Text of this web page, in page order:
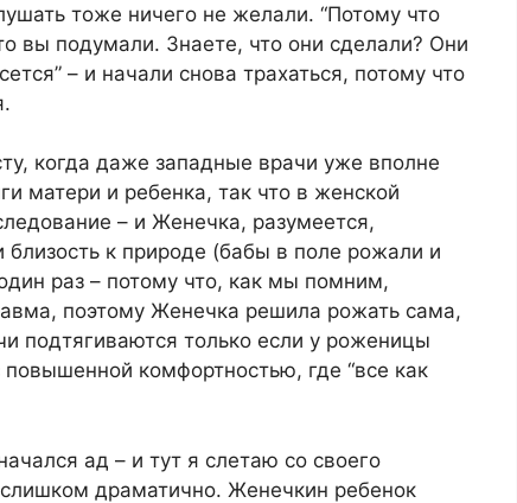
тоже ничего не желали. “Потому что
вы подумали. Знаете, что они сделали? Они
– и начали снова трахаться, потому что
когда даже западные врачи уже вполне
матери и ребенка, так что в женской
– и Женечка, разумеется,
близость к природе (бабы в поле рожали и
раз – потому что, как мы помним,
поэтому Женечка решила рожать сама,
подтягиваются только если у роженицы
комфортностью, где “все как
ад – и тут я слетаю со своего
драматично. Женечкин ребенок